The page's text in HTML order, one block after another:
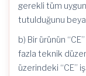
gerekli tüm
tutulduğunu
b) Bir ürünün
fazla teknik
üzerindeki “CE”